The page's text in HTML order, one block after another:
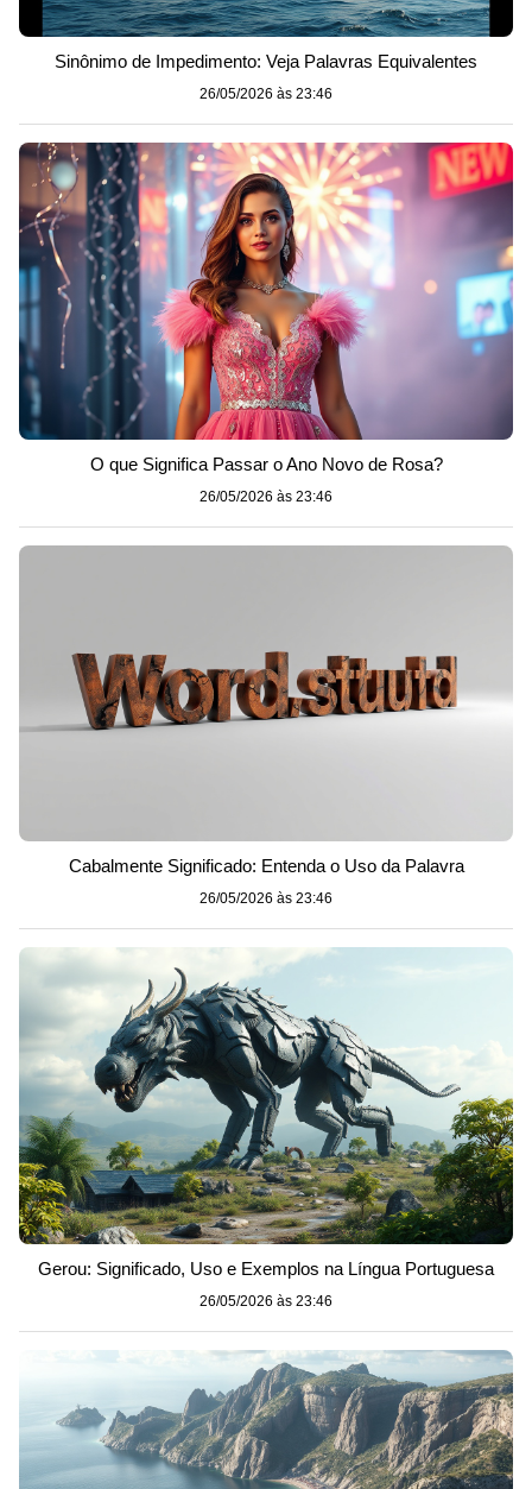
Sinônimo de Impedimento: Veja Palavras Equivalentes
26/05/2026 às 23:46
O que Significa Passar o Ano Novo de Rosa?
26/05/2026 às 23:46
Cabalmente Significado: Entenda o Uso da Palavra
26/05/2026 às 23:46
Gerou: Significado, Uso e Exemplos na Língua Portuguesa
26/05/2026 às 23:46